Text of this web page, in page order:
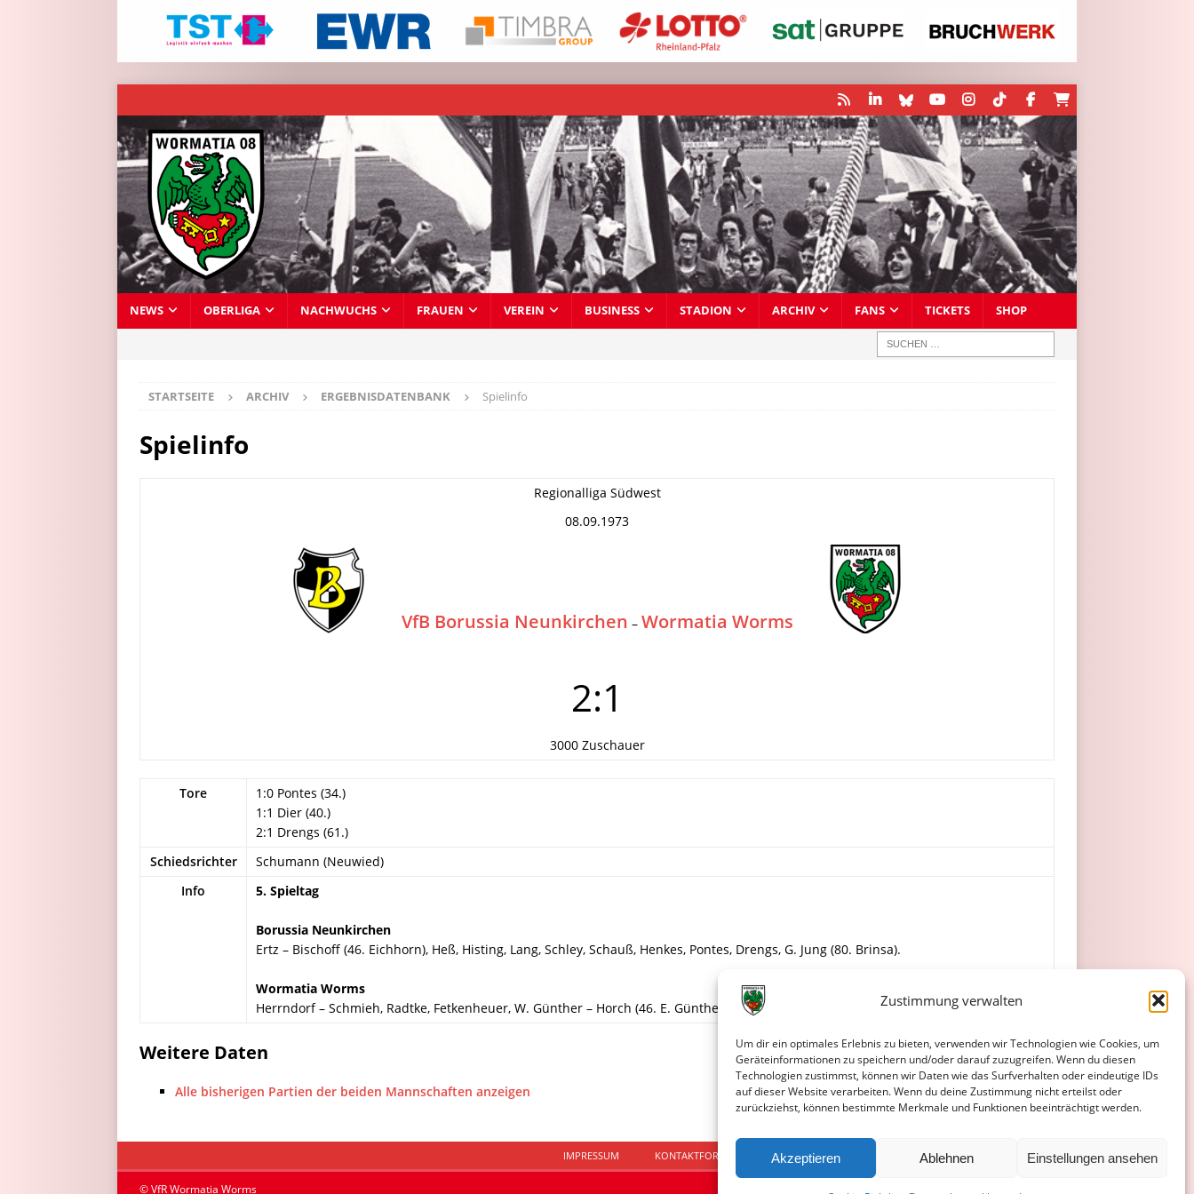
Zustimmung verwalten
Um dir ein optimales Erlebnis zu bieten, verwenden wir Technologien wie Cookies, um
Geräteinformationen zu speichern und/oder darauf zuzugreifen. Wenn du diesen
Technologien zustimmst, können wir Daten wie das Surfverhalten oder eindeutige IDs
auf dieser Website verarbeiten. Wenn du deine Zustimmung nicht erteilst oder
zurückziehst, können bestimmte Merkmale und Funktionen beeinträchtigt werden.
Akzeptieren Ablehnen Einstellungen ansehen
NEWS OBERLIGA NACHWUCHS FRAUEN VEREIN BUSINESS STADION ARCHIV FANS TICKETS SHOP
STARTSEITE ARCHIV ERGEBNISDATENBANK Spielinfo
Spielinfo
Regionalliga Südwest
08.09.1973
VfB Borussia Neunkirchen – Wormatia Worms
2:1
3000 Zuschauer
Tore
1:0 Pontes (34.)
1:1 Dier (40.)
2:1 Drengs (61.)
Schiedsrichter
Schumann (Neuwied)
Info
5. Spieltag
Borussia Neunkirchen
Ertz – Bischoff (46. Eichhorn), Heß, Histing, Lang, Schley, Schauß, Henkes, Pontes, Drengs, G. Jung (80. Brinsa).
Wormatia Worms
Herrndorf – Schmieh, Radtke, Fetkenheuer, W. Günther – Horch (46. E. Günther), M. Volk, Lammer (69. Braner) – Dier, Laube, Janzon.
Weitere Daten
Alle bisherigen Partien der beiden Mannschaften anzeigen
IMPRESSUM KONTAKTFORMULAR DATENSCHUTZERKLÄRUNG COOKIE-RICHTLINIE (EU)
© VfR Wormatia Worms